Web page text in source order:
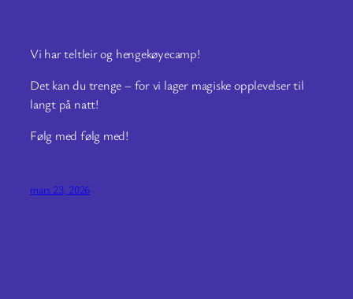
Vi har teltleir og hengekøyecamp!
Det kan du trenge – for vi lager magiske opplevelser til
langt på natt!
Følg med følg med!
mars 23, 2026